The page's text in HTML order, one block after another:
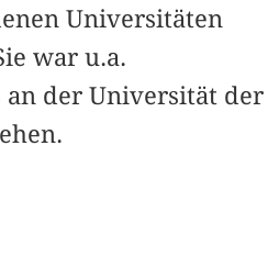
Universitäten
war u.a.
an der Universität der